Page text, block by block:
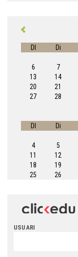
Dl Di
6
7
13
14
20
21
27
28
Dl Di
4
5
11
12
18
19
25
26
USUARI